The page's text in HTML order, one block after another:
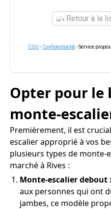
Retour à la
CGU - Confidentialité- Service
Opter pour le
monte-
Premièrement, il est
escalier approprié à vos
plusieurs types de monte-
marché à Rives :
Monte-escalier debout :
aux personnes qui ont
jambes, ce modèle